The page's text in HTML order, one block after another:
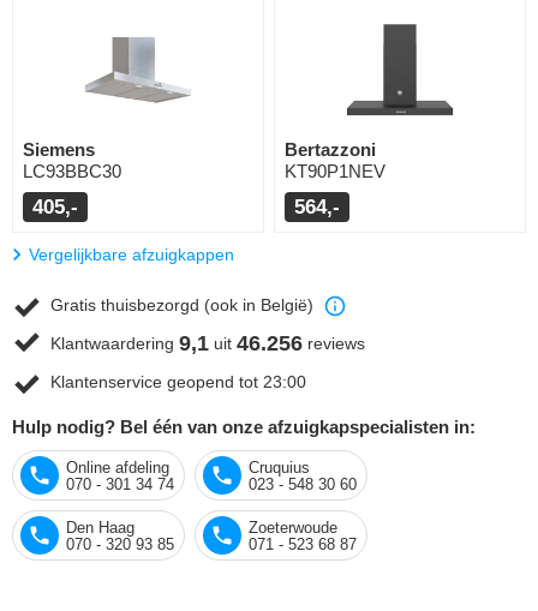
Siemens
LC93BBC30
405,-
Bertazzoni
KT90P1NEV
564,-
Vergelijkbare afzuigkappen
Gratis thuisbezorgd (ook in België)
Klantwaardering 9,1 uit 46.256 reviews
Klantenservice geopend tot 23:00
Hulp nodig? Bel één van onze afzuigkapspecialisten in:
Online afdeling
070 - 301 34 74
Cruquius
023 - 548 30 60
Den Haag
070 - 320 93 85
Zoeterwoude
071 - 523 68 87